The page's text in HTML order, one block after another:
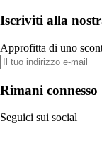
Iscriviti alla
Approfitta di uno
Rimani connesso
Seguici sui social